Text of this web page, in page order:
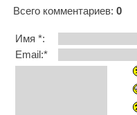
Всего комментариев: 0
Имя *:
Email:*